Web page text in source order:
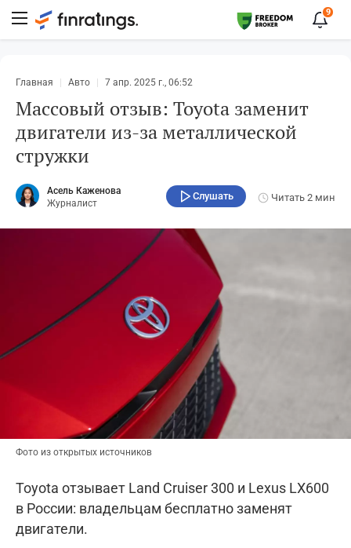
9
Главная Авто 7 апр. 2025 г., 06:52
Массовый отзыв: Toyota заменит
двигатели из-за металлической
стружки
Асель Каженова
Журналист
Слушать Читать 2 мин
Фото из открытых источников
Toyota отзывает Land Cruiser 300 и Lexus LX600
в России: владельцам бесплатно заменят
двигатели.